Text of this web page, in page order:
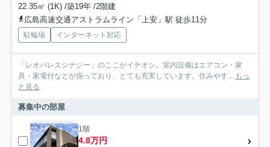
22.35㎡ (1K) /築19年 /2階建
広島高速交通アストラムライン「上安」駅 徒歩11分
駐輪場 インターネット対応
「レオパレスシナジー」のここがイチオシ。室内設備はエアコン・家
具・家電付などが揃っており、とても充実しています。住みやす... もっ
と見る
募集中の部屋
1階
4.8万円